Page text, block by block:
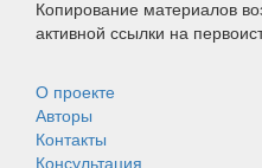
Копирование материалов
активной ссылки на
О проекте
Авторы
Контакты
Консультация